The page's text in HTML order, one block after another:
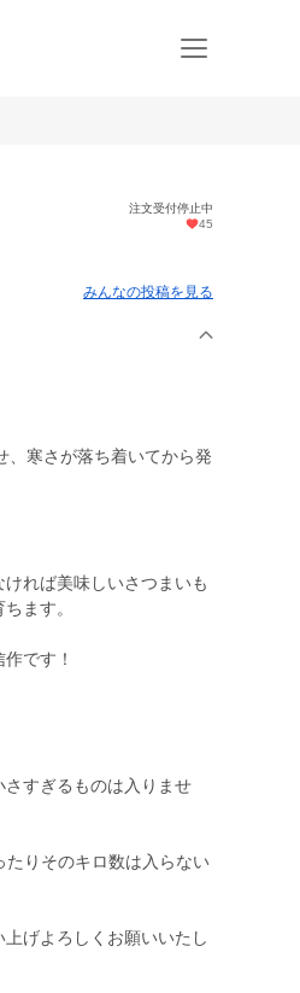
注文受付停止中
45
みんなの投稿を見る
寒さが落ち着いてから発
れば美味しいさつまいも
ます。
です！
すぎるものは入りませ
りそのキロ数は入らない
げよろしくお願いいたし